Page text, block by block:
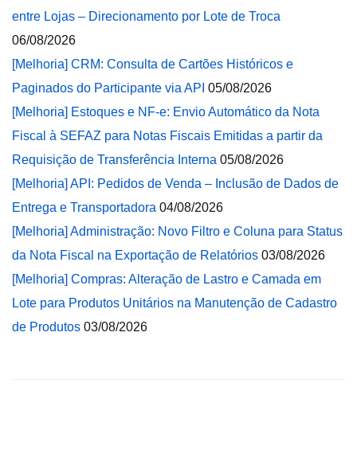
entre Lojas – Direcionamento por Lote de Troca
06/08/2026
[Melhoria] CRM: Consulta de Cartões Históricos e
Paginados do Participante via API 05/08/2026
[Melhoria] Estoques e NF-e: Envio Automático da Nota
Fiscal à SEFAZ para Notas Fiscais Emitidas a partir da
Requisição de Transferência Interna 05/08/2026
[Melhoria] API: Pedidos de Venda – Inclusão de Dados de
Entrega e Transportadora 04/08/2026
[Melhoria] Administração: Novo Filtro e Coluna para Status
da Nota Fiscal na Exportação de Relatórios 03/08/2026
[Melhoria] Compras: Alteração de Lastro e Camada em
Lote para Produtos Unitários na Manutenção de Cadastro
de Produtos 03/08/2026